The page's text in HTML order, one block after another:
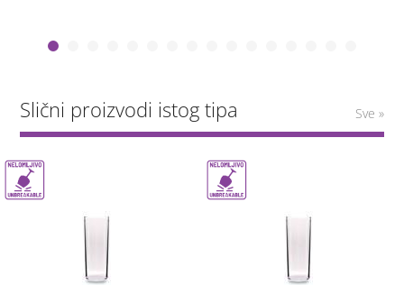
Slični proizvodi istog tipa Sve »